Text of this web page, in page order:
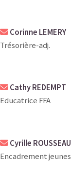
Corinne LEMERY
Trésorière-adj.
Cathy REDEMPT
Educatrice FFA
Cyrille ROUSSEAU
Encadrement jeunes